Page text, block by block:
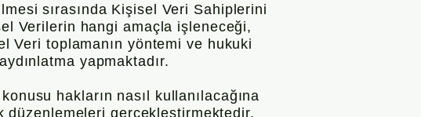
sırasında Kişisel Veri Sahiplerini
Verilerin hangi amaçla işleneceği,
Veri toplamanın yöntemi ve hukuki
yapmaktadır.
hakların nasıl kullanılacağına
gerçekleştirmektedir.